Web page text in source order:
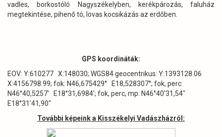
vadles, borkostóló Nagyszékelyben, kerékpározás, faluház
megtekintése, pihenő tó, lovas kocsikázás az erdőben.
GPS koordináták:
EOV: Y:610277 X:148030; WGS84 geocentrikus: Y:1393128.06
X:4156798.99; fok: N46,675429° E18,528307°; fok, perc:
N46°40,5257' E18°31,6984'; fok, perc, mp: N46°40'31,54"
E18°31'41,90"
További képeink a Kisszékelyi Vadászházról: